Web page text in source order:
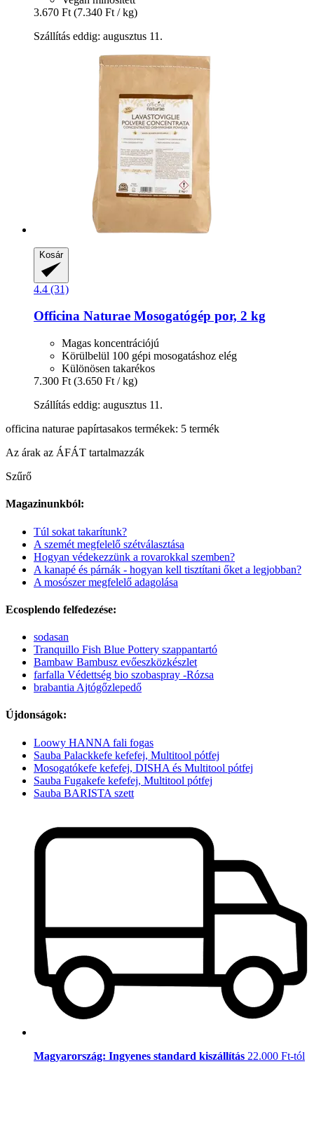
3.670 Ft (7.340 Ft / kg)
Szállítás eddig: augusztus 11.
Kosár
4.4 (31)
Officina Naturae Mosogatógép por, 2 kg
Magas koncentrációjú
Körülbelül 100 gépi mosogatáshoz elég
Különösen takarékos
7.300 Ft (3.650 Ft / kg)
Szállítás eddig: augusztus 11.
officina naturae papírtasakos termékek: 5 termék
Az árak az ÁFÁT tartalmazzák
Szűrő
Magazinunkból:
Túl sokat takarítunk?
A szemét megfelelő szétválasztása
Hogyan védekezzünk a rovarokkal szemben?
A kanapé és párnák - hogyan kell tisztítani őket a legjobban?
A mosószer megfelelő adagolása
Ecosplendo felfedezése:
sodasan
Tranquillo Fish Blue Pottery szappantartó
Bambaw Bambusz evőeszközkészlet
farfalla Védettség bio szobaspray -Rózsa
brabantia Ajtógőzlepedő
Újdonságok:
Loowy HANNA fali fogas
Sauba Palackkefe kefefej, Multitool pótfej
Mosogatókefe kefefej, DISHA és Multitool pótfej
Sauba Fugakefe kefefej, Multitool pótfej
Sauba BARISTA szett
Magyarország: Ingyenes standard kiszállítás 22.000 Ft-tól